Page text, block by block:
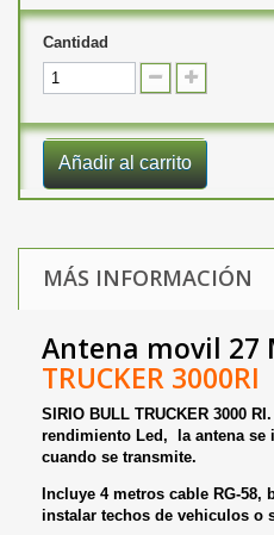
Cantidad
Añadir al carrito
MÁS INFORMACIÓN
Antena movil 27
TRUCKER 3000RI
SIRIO BULL TRUCKER 3000
rendimiento Led, la antena se
cuando se transmite.
Incluye 4 metros cable RG-
instalar techos de vehiculos o